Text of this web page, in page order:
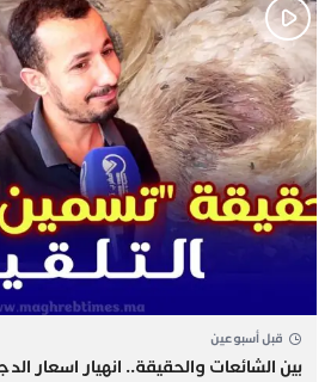
قبل أسبوعين
بين الشائعات والحقيقة.. انهيار اسعار